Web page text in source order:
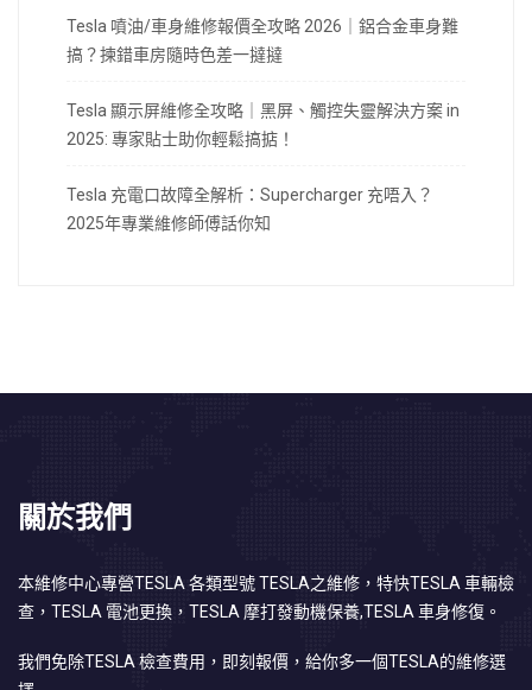
Tesla 噴油/車身維修報價全攻略 2026｜鋁合金車身難
搞？揀錯車房隨時色差一撻撻
Tesla 顯示屏維修全攻略｜黑屏、觸控失靈解決方案 in
2025: 專家貼士助你輕鬆搞掂！
Tesla 充電口故障全解析：Supercharger 充唔入？
2025年專業維修師傅話你知
關於我們
本維修中心專營TESLA 各類型號 TESLA之維修，特快TESLA 車輛檢
查，TESLA 電池更換，TESLA 摩打發動機保養,TESLA 車身修復。
我們免除TESLA 檢查費用，即刻報價，給你多一個TESLA的維修選